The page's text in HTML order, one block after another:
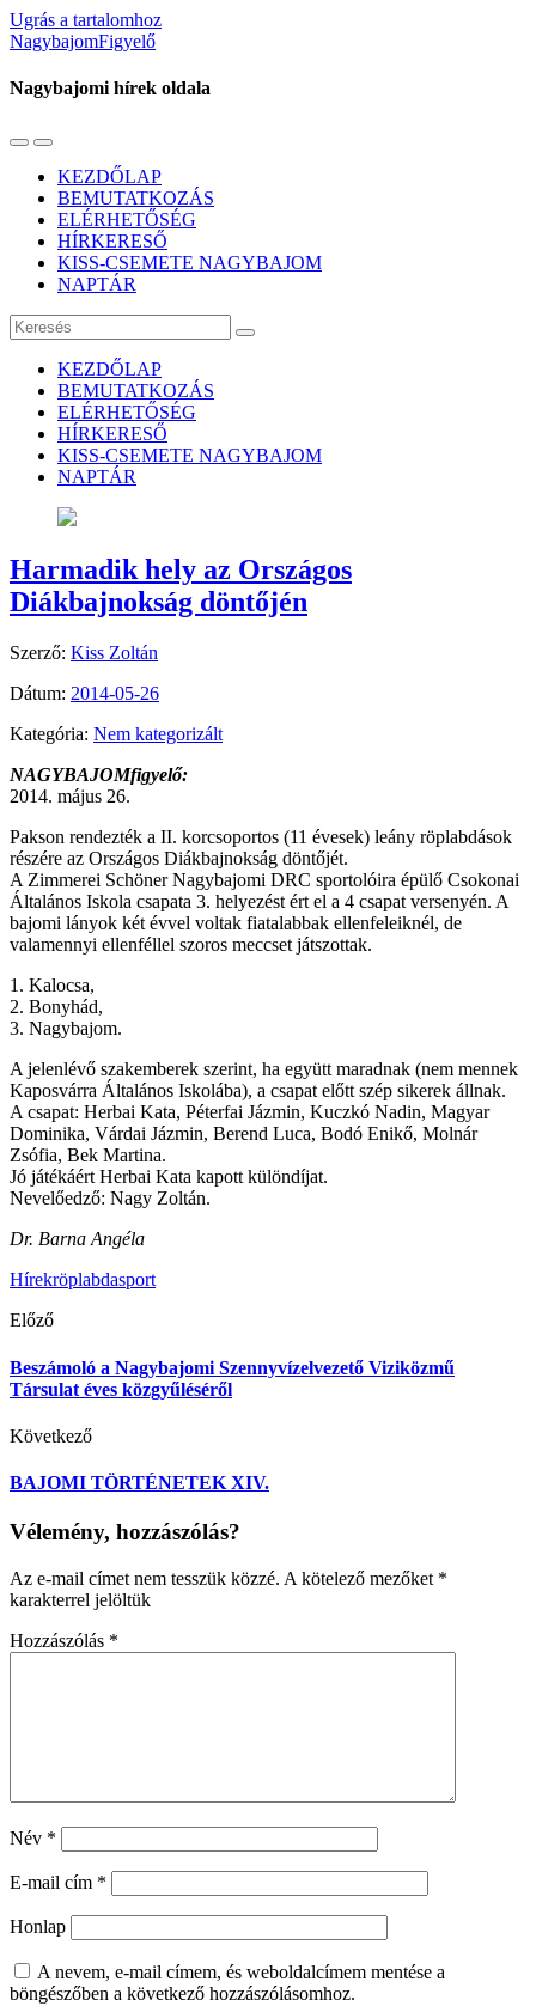
Ugrás a tartalomhoz
NagybajomFigyelő
Nagybajomi hírek oldala
Váltás
mobil
menüre
Használja
keresés
mezőt
KEZDŐLAP
BEMUTATKOZÁS
ELÉRHETŐSÉG
HÍRKERESŐ
KISS-CSEMETE NAGYBAJOM
NAPTÁR
Keresés
KEZDŐLAP
BEMUTATKOZÁS
ELÉRHETŐSÉG
HÍRKERESŐ
KISS-CSEMETE NAGYBAJOM
NAPTÁR
Harmadik hely az Országos
Diákbajnokság döntőjén
Szerző: Kiss Zoltán
Dátum: 2014-05-26
Kategória: Nem kategorizált
NAGYBAJOMfigyelő:
2014. május 26.
Pakson rendezték a II. korcsoportos (11 évesek) leány röplabdások
részére az Országos Diákbajnokság döntőjét.
A Zimmerei Schöner Nagybajomi DRC sportolóira épülő Csokonai
Általános Iskola csapata 3. helyezést ért el a 4 csapat versenyén. A
bajomi lányok két évvel voltak fiatalabbak ellenfeleiknél, de
valamennyi ellenféllel szoros meccset játszottak.
1. Kalocsa,
2. Bonyhád,
3. Nagybajom.
A jelenlévő szakemberek szerint, ha együtt maradnak (nem mennek
Kaposvárra Általános Iskolába), a csapat előtt szép sikerek állnak.
A csapat: Herbai Kata, Péterfai Jázmin, Kuczkó Nadin, Magyar
Dominika, Várdai Jázmin, Berend Luca, Bodó Enikő, Molnár
Zsófia, Bek Martina.
Jó játékáért Herbai Kata kapott különdíjat.
Nevelőedző: Nagy Zoltán.
Dr. Barna Angéla
Hírekröplabdasport
Előző
Beszámoló a Nagybajomi Szennyvízelvezető Viziközmű
Társulat éves közgyűléséről
Következő
BAJOMI TÖRTÉNETEK XIV.
Vélemény, hozzászólás?
Az e-mail címet nem tesszük közzé. A kötelező mezőket *
karakterrel jelöltük
Hozzászólás *
Név *
E-mail cím *
Honlap
A nevem, e-mail címem, és weboldalcímem mentése a
böngészőben a következő hozzászólásomhoz.